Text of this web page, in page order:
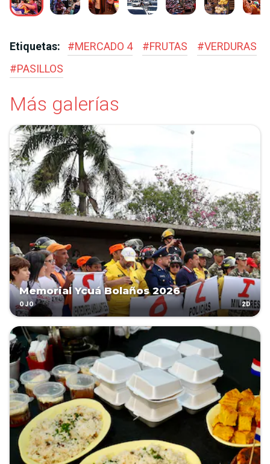
Etiquetas: #MERCADO 4 #FRUTAS #VERDURAS
#PASILLOS
Más galerías
Memorial Ycuá Bolaños 2026
OJO 2D